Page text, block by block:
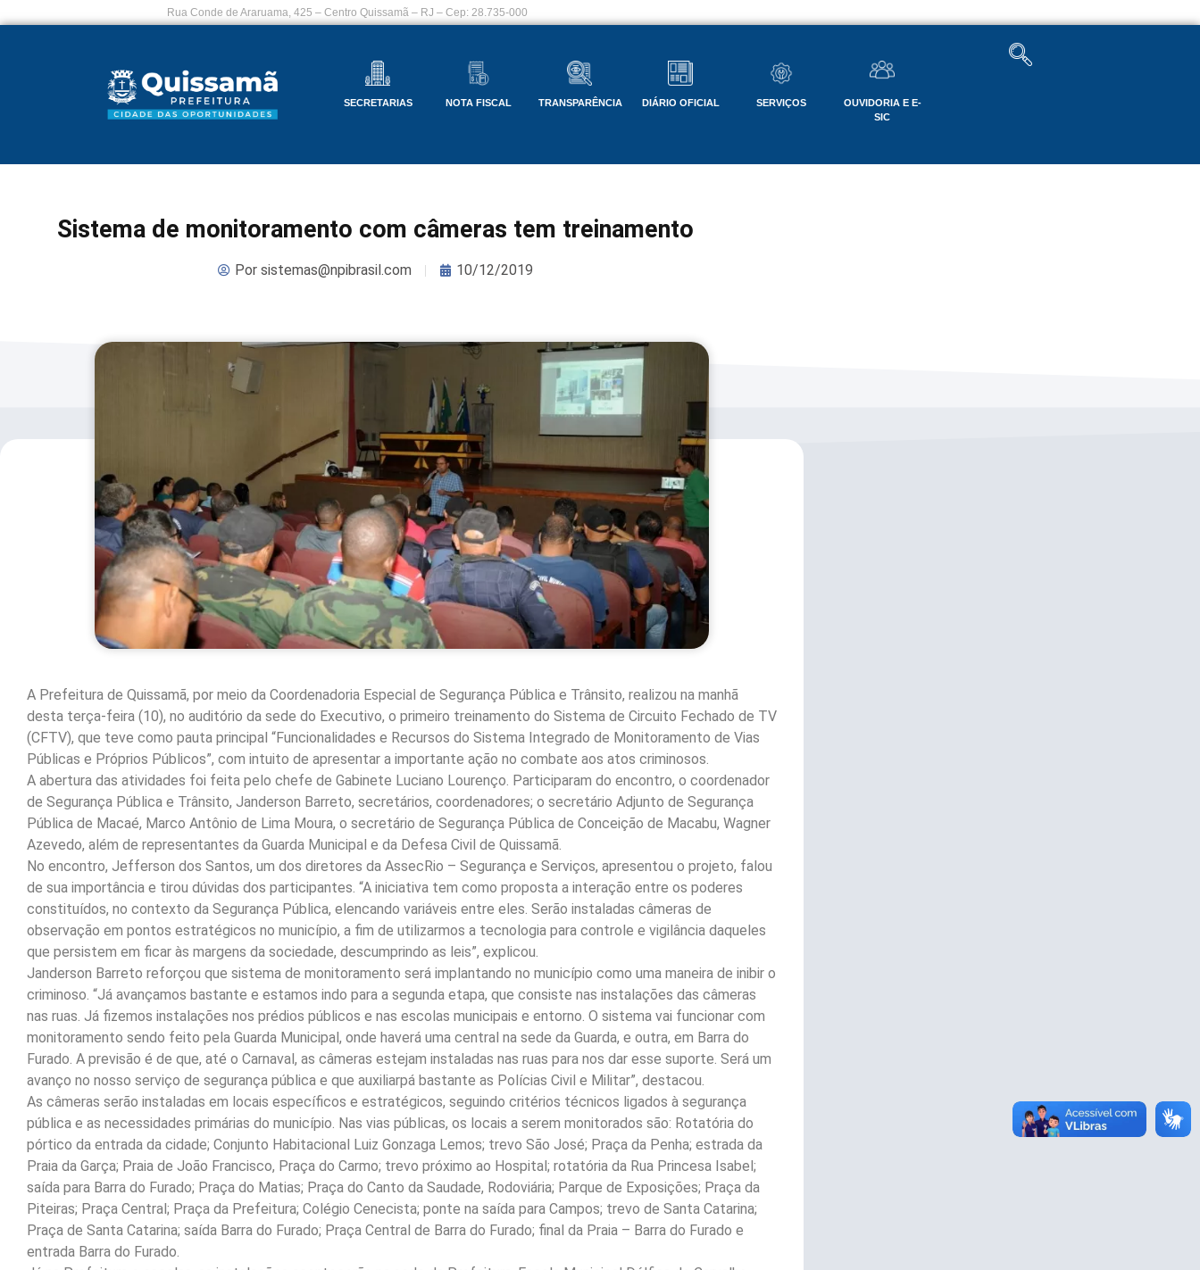
Rua Conde de Araruama, 425 – Centro Quissamã – RJ – Cep: 28.735-000
SECRETARIAS NOTA FISCAL TRANSPARÊNCIA DIÁRIO OFICIAL SERVIÇOS
OUVIDORIA E E-
SIC
Sistema de monitoramento com câmeras tem treinamento
Porsistemas@npibrasil.com 10/12/2019
A Prefeitura de Quissamã, por meio da Coordenadoria Especial de Segurança Pública e Trânsito, realizou na manhã
desta terça-feira (10), no auditório da sede do Executivo, o primeiro treinamento do Sistema de Circuito Fechado de TV
(CFTV), que teve como pauta principal “Funcionalidades e Recursos do Sistema Integrado de Monitoramento de Vias
Públicas e Próprios Públicos”, com intuito de apresentar a importante ação no combate aos atos criminosos.
A abertura das atividades foi feita pelo chefe de Gabinete Luciano Lourenço. Participaram do encontro, o coordenador
de Segurança Pública e Trânsito, Janderson Barreto, secretários, coordenadores; o secretário Adjunto de Segurança
Pública de Macaé, Marco Antônio de Lima Moura, o secretário de Segurança Pública de Conceição de Macabu, Wagner
Azevedo, além de representantes da Guarda Municipal e da Defesa Civil de Quissamã.
No encontro, Jefferson dos Santos, um dos diretores da AssecRio – Segurança e Serviços, apresentou o projeto, falou
de sua importância e tirou dúvidas dos participantes. “A iniciativa tem como proposta a interação entre os poderes
constituídos, no contexto da Segurança Pública, elencando variáveis entre eles. Serão instaladas câmeras de
observação em pontos estratégicos no município, a fim de utilizarmos a tecnologia para controle e vigilância daqueles
que persistem em ficar às margens da sociedade, descumprindo as leis”, explicou.
Janderson Barreto reforçou que sistema de monitoramento será implantando no município como uma maneira de inibir o
criminoso. “Já avançamos bastante e estamos indo para a segunda etapa, que consiste nas instalações das câmeras
nas ruas. Já fizemos instalações nos prédios públicos e nas escolas municipais e entorno. O sistema vai funcionar com
monitoramento sendo feito pela Guarda Municipal, onde haverá uma central na sede da Guarda, e outra, em Barra do
Furado. A previsão é de que, até o Carnaval, as câmeras estejam instaladas nas ruas para nos dar esse suporte. Será um
avanço no nosso serviço de segurança pública e que auxiliarpá bastante as Polícias Civil e Militar”, destacou.
As câmeras serão instaladas em locais específicos e estratégicos, seguindo critérios técnicos ligados à segurança
pública e as necessidades primárias do município. Nas vias públicas, os locais a serem monitorados são: Rotatória do
pórtico da entrada da cidade; Conjunto Habitacional Luiz Gonzaga Lemos; trevo São José; Praça da Penha; estrada da
Praia da Garça; Praia de João Francisco, Praça do Carmo; trevo próximo ao Hospital; rotatória da Rua Princesa Isabel;
saída para Barra do Furado; Praça do Matias; Praça do Canto da Saudade, Rodoviária; Parque de Exposições; Praça da
Piteiras; Praça Central; Praça da Prefeitura; Colégio Cenecista; ponte na saída para Campos; trevo de Santa Catarina;
Praça de Santa Catarina; saída Barra do Furado; Praça Central de Barra do Furado; final da Praia – Barra do Furado e
entrada Barra do Furado.